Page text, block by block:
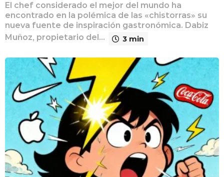
El chef considerado el mejor del mundo ha
encontrado en la polémica de las «chistorras» su
nueva fuente de inspiración gastronómica. Dabiz
Muñoz, propietario del...
3 min